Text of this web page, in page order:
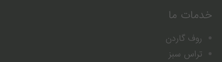
خدمات ما
روف گاردن
تراس سبز